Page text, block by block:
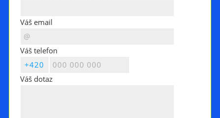
Váš email
Váš telefon
Váš dotaz